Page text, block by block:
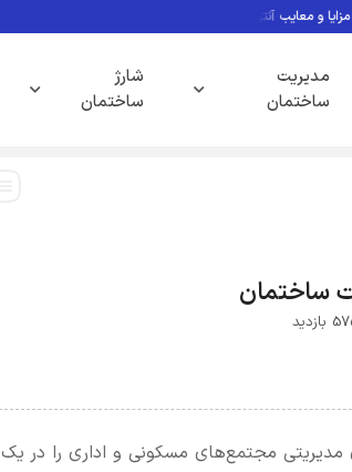
آنتن مرکزی ساختمان
مدیریت
ساختمان
شارژ
ساختمان
ساختمان
مدیریتی مجتمع‌های مسکونی و اداری را در یک